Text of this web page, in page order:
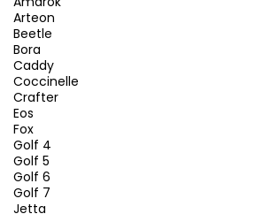
Arteon
Beetle
Bora
Caddy
Coccinelle
Crafter
Eos
Fox
Golf 4
Golf 5
Golf 6
Golf 7
Jetta